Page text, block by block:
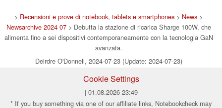
> Recensioni e prove di notebook, tablets e smartphones > News >
Newsarchive 2024 07> Debutta la stazione di ricarica Sharge 100W, che
alimenta fino a sei dispositivi contemporaneamente con la tecnologia GaN
avanzata.
Deirdre O'Donnell, 2024-07-23 (Update: 2024-07-23)
Cookie Settings
| 01.08.2026 23:49
* If you buy something via one of our affiliate links, Notebookcheck may